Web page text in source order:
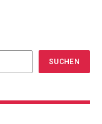
SUCHEN